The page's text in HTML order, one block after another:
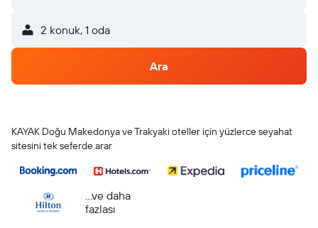
2 konuk, 1 oda
Ara
KAYAK Doğu Makedonya ve Trakyaki oteller için yüzlerce seyahat
sitesini tek seferde arar
...ve daha
fazlası